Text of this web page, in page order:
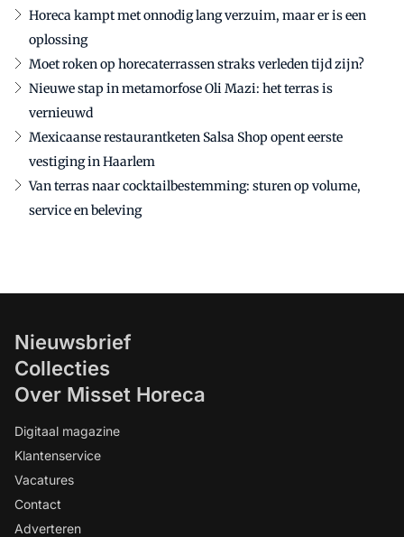
Horeca kampt met onnodig lang verzuim, maar er is een
oplossing
Moet roken op horecaterrassen straks verleden tijd zijn?
Nieuwe stap in metamorfose Oli Mazi: het terras is
vernieuwd
Mexicaanse restaurantketen Salsa Shop opent eerste
vestiging in Haarlem
Van terras naar cocktailbestemming: sturen op volume,
service en beleving
Nieuwsbrief
Collecties
Over Misset Horeca
Digitaal magazine
Klantenservice
Vacatures
Contact
Adverteren